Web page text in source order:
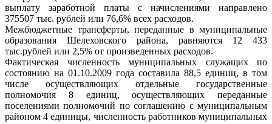
выплату заработной платы с начислениями направлено
375507 тыс. рублей или 76,6% всех расходов.
Межбюджетные трансферты, переданные в муниципальные
образования Шелеховского района, равняются 12 433
тыс.рублей или 2,5% от произведенных расходов.
Фактическая численность муниципальных служащих по
состоянию на 01.10.2009 года составила 88,5 единиц, в том
числе осуществляющих отдельные государственные
полномочия 8 единиц, осуществляющих переданные
поселениями полномочий по соглашению с муниципальным
районом 4 единицы, численность работников муниципальных